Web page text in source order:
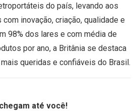
do país, levando aos
inovação, criação, qualidade e
98% dos lares e com média de
por ano, a Britânia se destaca
queridas e confiáveis do Brasil.
até você!